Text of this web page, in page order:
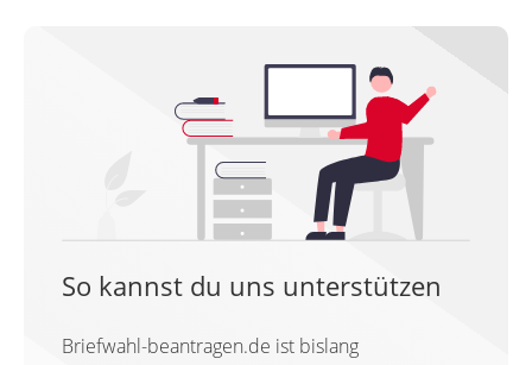
So kannst du uns unterstützen
Briefwahl-beantragen.de ist bislang